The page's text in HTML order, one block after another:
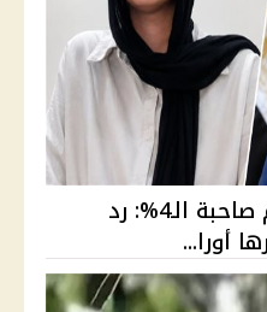
القصة الكاملة لأزمة ريم صاحبة الـ4%: رد
أورا...